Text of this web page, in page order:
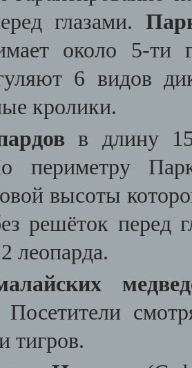
глазами.
около 5-ти
6 видов
кролики.
в длину
периметру
высоты
решёток перед
леопарда.
Посетители
тигров.